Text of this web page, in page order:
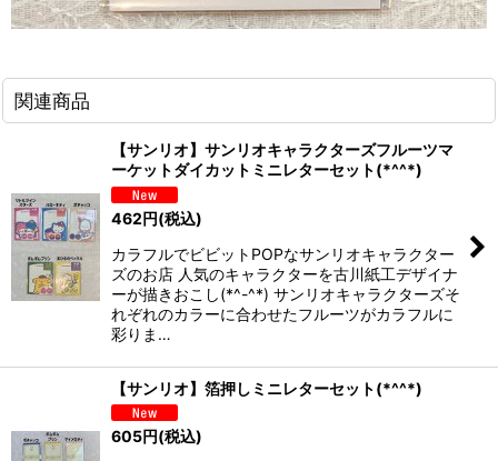
関連商品
【サンリオ】サンリオキャラクターズフルーツマ
ーケットダイカットミニレターセット(*^^*)
462円(税込)
カラフルでビビットPOPなサンリオキャラクター
ズのお店 人気のキャラクターを古川紙工デザイナ
ーが描きおこし(*^-^*) サンリオキャラクターズそ
れぞれのカラーに合わせたフルーツがカラフルに
彩りま…
【サンリオ】箔押しミニレターセット(*^^*)
605円(税込)